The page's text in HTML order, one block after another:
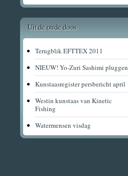
Uit de oude doos
Terugblik EFTTEX 2011
NIEUW! Yo-Zuri Sashimi pluggen
Kunstaasregister persbericht april
Westin kunstaas van Kinetic
Fishing
Watermensen visdag